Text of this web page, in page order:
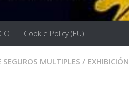
Cookie Policy (EU)
SEGUROS MULTIPLES / EXHIBICIÓN